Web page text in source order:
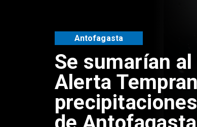
Se sumarían
Alerta
Antofagasta